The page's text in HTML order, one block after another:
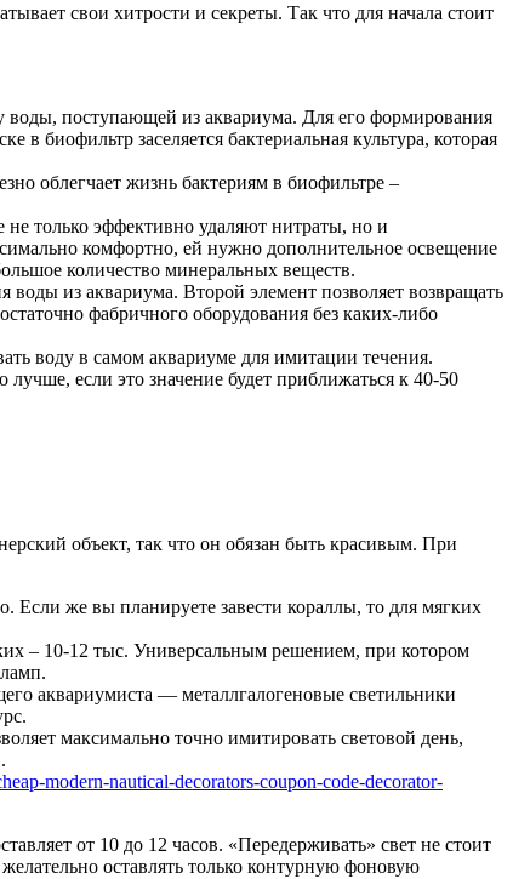
свои хитрости и секреты. Так что для начала стоит
воды, поступающей из аквариума. Для его формирования
биофильтр заселяется бактериальная культура, которая
облегчает жизнь бактериям в биофильтре –
не только эффективно удаляют нитраты, но и
комфортно, ей нужно дополнительное освещение
количество минеральных веществ.
из аквариума. Второй элемент позволяет возвращать
фабричного оборудования без каких-либо
воду в самом аквариуме для имитации течения.
если это значение будет приближаться к 40-50
объект, так что он обязан быть красивым. При
Если же вы планируете завести кораллы, то для мягких
– 10-12 тыс. Универсальным решением, при котором
аквариумиста — металлгалогеновые светильники
максимально точно имитировать световой день,
от 10 до 12 часов. «Передерживать» свет не стоит
оставлять только контурную фоновую